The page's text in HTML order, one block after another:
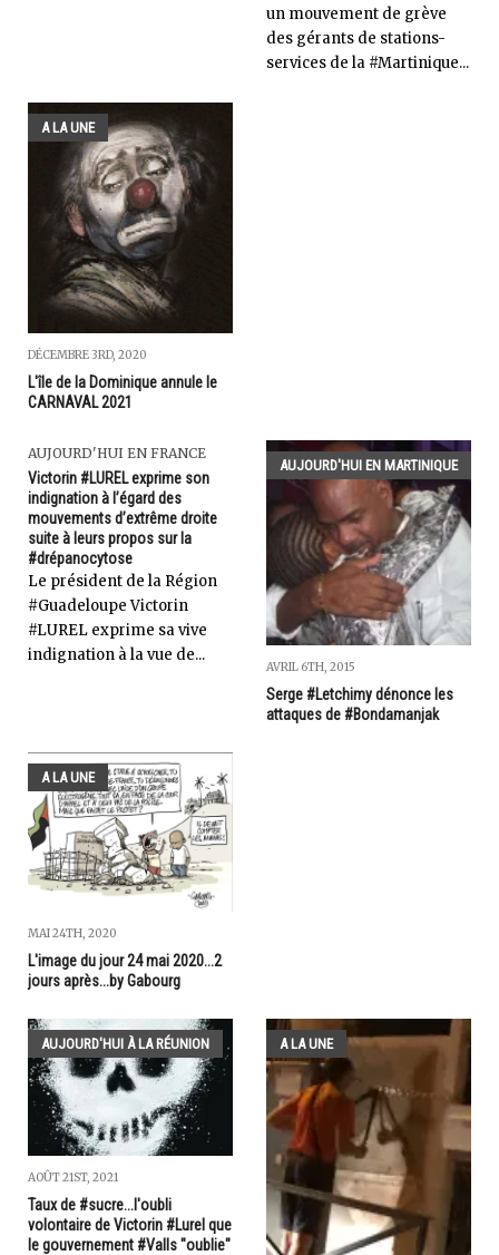
un mouvement de grève
des gérants de stations-
services de la #Martinique...
A LA UNE
DÉCEMBRE 3RD, 2020
L'île de la Dominique annule le
CARNAVAL 2021
AUJOURD'HUI EN FRANCE
Victorin #LUREL exprime son
indignation à l’égard des
mouvements d’extrême droite
suite à leurs propos sur la
#drépanocytose
Le président de la Région
#Guadeloupe Victorin
#LUREL exprime sa vive
indignation à la vue de...
AUJOURD'HUI EN MARTINIQUE
AVRIL 6TH, 2015
Serge #Letchimy dénonce les
attaques de #Bondamanjak
A LA UNE
MAI 24TH, 2020
L'image du jour 24 mai 2020...2
jours après...by Gabourg
AUJOURD'HUI À LA RÉUNION
AOÛT 21ST, 2021
Taux de #sucre...l'oubli
volontaire de Victorin #Lurel que
le gouvernement #Valls "oublie"
A LA UNE